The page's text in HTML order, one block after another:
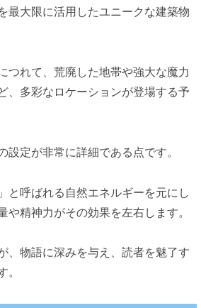
最大限に活用したユニークな建築物
つれて、荒廃した地帯や強大な魔力
、多彩なロケーションが登場する予
設定が非常に詳細である点です。
と呼ばれる自然エネルギーを元にし
や精神力がその効果を左右します。
、物語に深みを与え、読者を魅了す
。